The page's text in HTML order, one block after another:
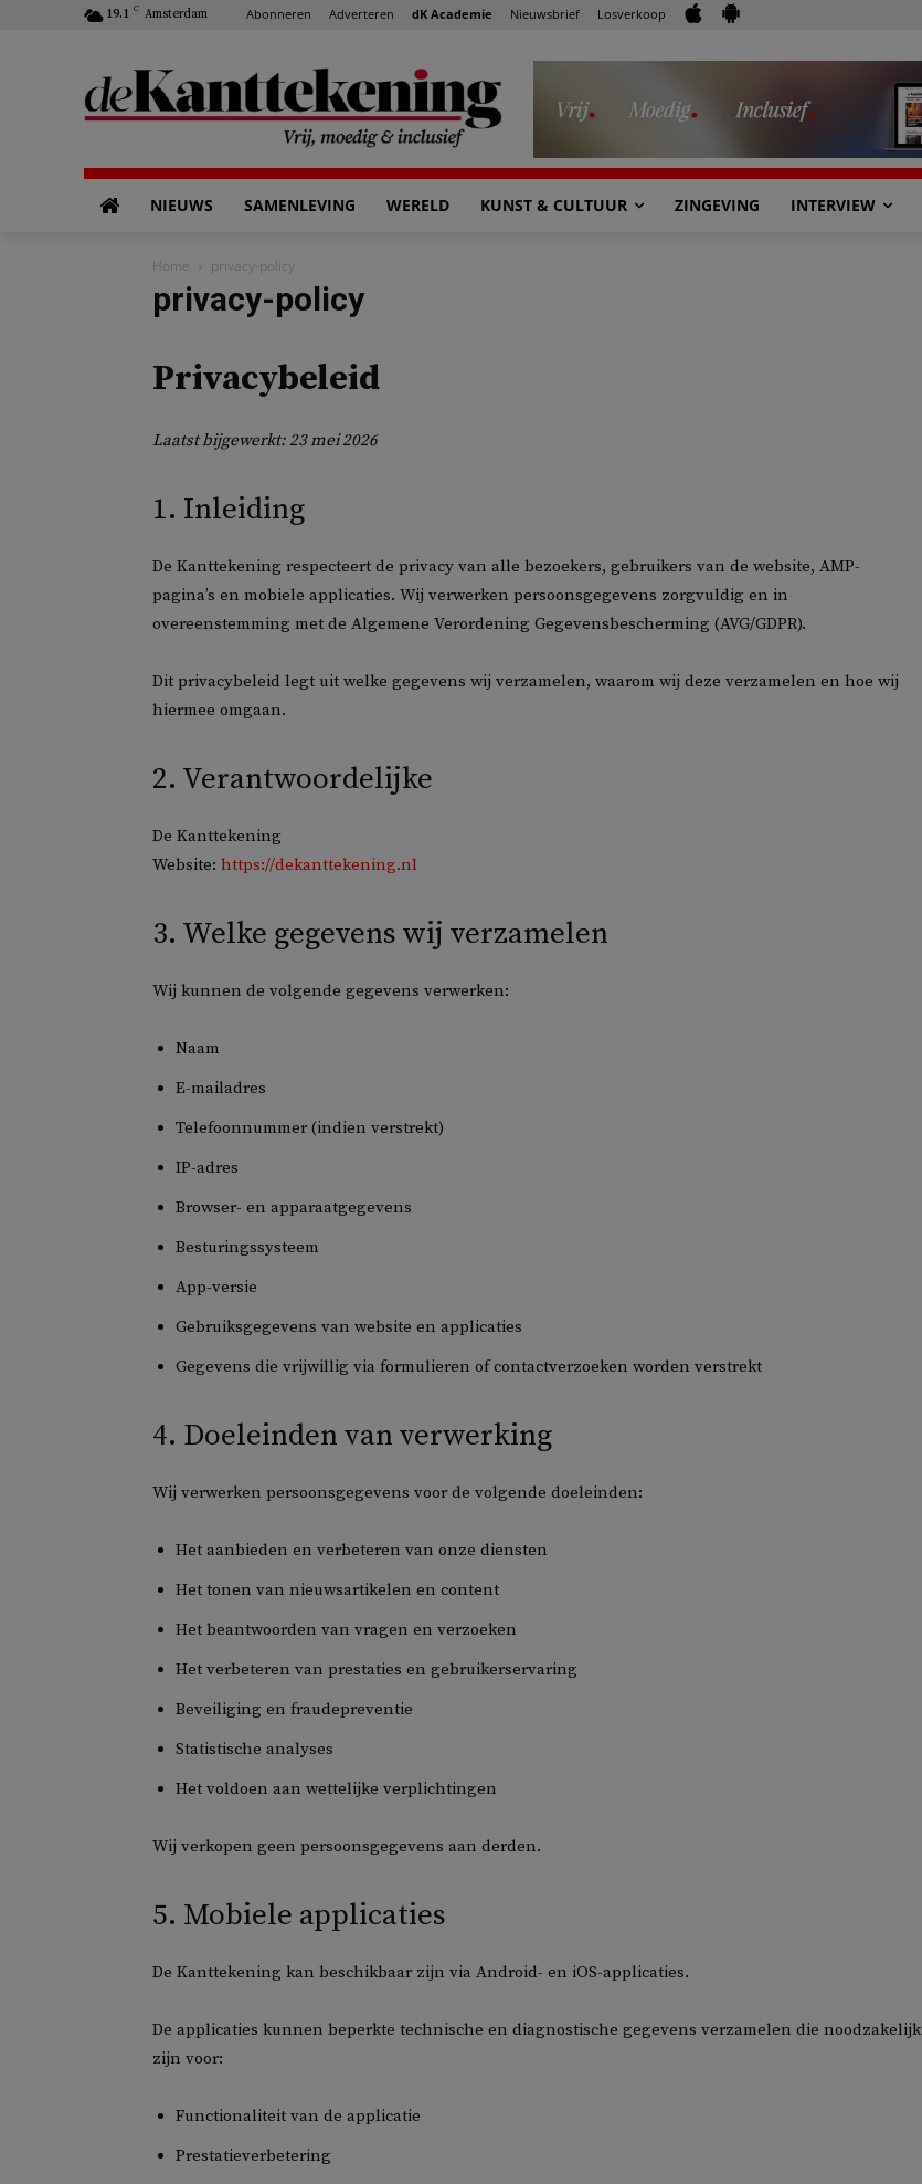
19.1 C Amsterdam Abonneren Adverteren dK Academie Nieuwsbrief Losverkoop
NIEUWS SAMENLEVING WERELD KUNST & CULTUUR ZINGEVING INTERVIEW
Home privacy-policy
privacy-policy
Privacybeleid
Laatst bijgewerkt: 23 mei 2026
1. Inleiding
De Kanttekening respecteert de privacy van alle bezoekers, gebruikers van de website, AMP-
pagina’s en mobiele applicaties. Wij verwerken persoonsgegevens zorgvuldig en in
overeenstemming met de Algemene Verordening Gegevensbescherming (AVG/GDPR).
Dit privacybeleid legt uit welke gegevens wij verzamelen, waarom wij deze verzamelen en hoe wij
hiermee omgaan.
2. Verantwoordelijke
De Kanttekening
Website: https://dekanttekening.nl
3. Welke gegevens wij verzamelen
Wij kunnen de volgende gegevens verwerken:
Naam
E-mailadres
Telefoonnummer (indien verstrekt)
IP-adres
Browser- en apparaatgegevens
Besturingssysteem
App-versie
Gebruiksgegevens van website en applicaties
Gegevens die vrijwillig via formulieren of contactverzoeken worden verstrekt
4. Doeleinden van verwerking
Wij verwerken persoonsgegevens voor de volgende doeleinden:
Het aanbieden en verbeteren van onze diensten
Het tonen van nieuwsartikelen en content
Het beantwoorden van vragen en verzoeken
Het verbeteren van prestaties en gebruikerservaring
Beveiliging en fraudepreventie
Statistische analyses
Het voldoen aan wettelijke verplichtingen
Wij verkopen geen persoonsgegevens aan derden.
5. Mobiele applicaties
De Kanttekening kan beschikbaar zijn via Android- en iOS-applicaties.
De applicaties kunnen beperkte technische en diagnostische gegevens verzamelen die noodzakelijk
zijn voor:
Functionaliteit van de applicatie
Prestatieverbetering